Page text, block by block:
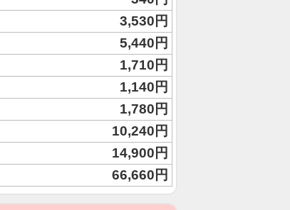
3,530円
5,440円
1,710円
1,140円
1,780円
10,240円
14,900円
66,660円